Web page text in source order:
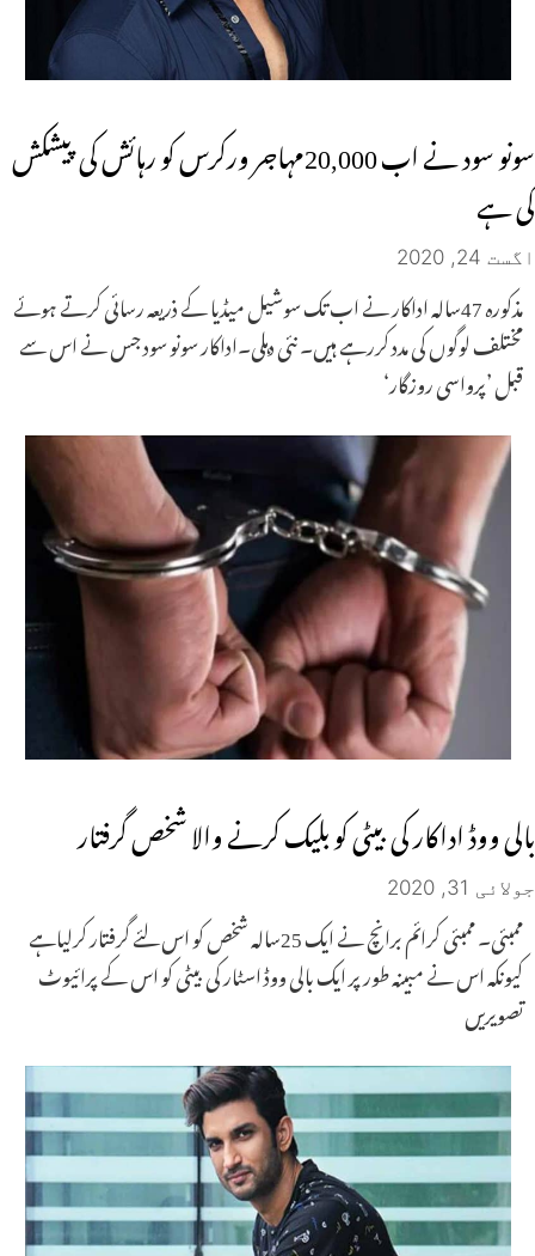
سونو سود نے اب 20,000مہاجر ورکرس کو رہائش کی پیشکش
کی ہے
اگست 24, 2020
مذکورہ 47سالہ اداکار نے اب تک سوشیل میڈیا کے ذریعہ رسائی کرتے ہوئے
مختلف لوگوں کی مدد کررہے ہیں۔ نئی دہلی۔اداکار سونو سود جس نے اس سے
قبل ’پرواسی روزگار‘
بالی ووڈ اداکار کی بیٹی کو بلیک کرنے والا شخص گرفتار
جولائی 31, 2020
ممبئی۔ ممبئی کرائم برانچ نے ایک 25سالہ شخص کو اس لئے گرفتار کرلیاہے
کیونکہ اس نے مبینہ طور پر ایک بالی ووڈ اسٹار کی بیٹی کو اس کے پرائیوٹ
تصویریں